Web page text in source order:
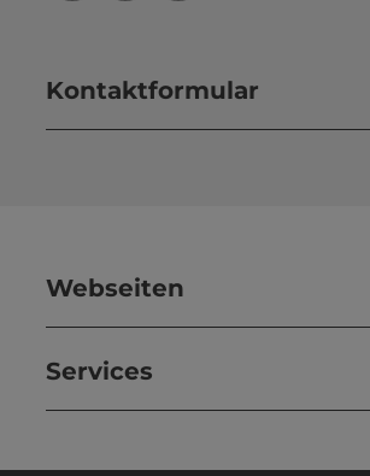
Kontaktformular
Webseiten
Services